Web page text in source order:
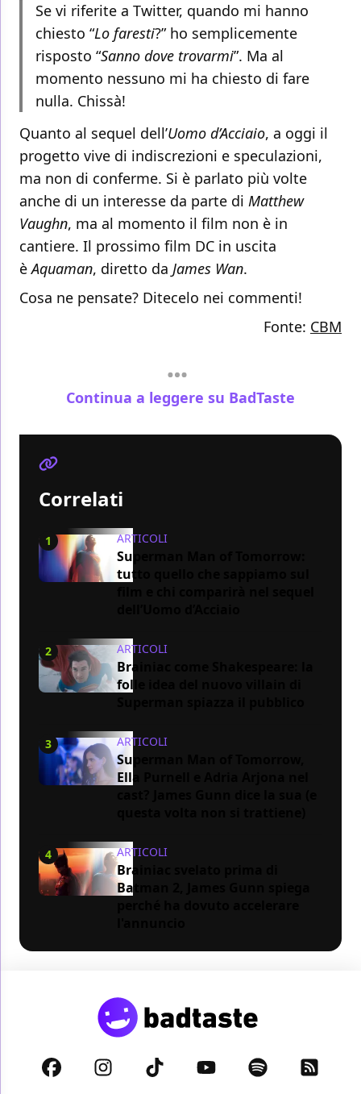
Se vi riferite a Twitter, quando mi hanno
chiesto “Lo faresti?” ho semplicemente
risposto “Sanno dove trovarmi”. Ma al
momento nessuno mi ha chiesto di fare
nulla. Chissà!
Quanto al sequel dell’Uomo d’Acciaio, a oggi il
progetto vive di indiscrezioni e speculazioni,
ma non di conferme. Si è parlato più volte
anche di un interesse da parte di Matthew
Vaughn, ma al momento il film non è in
cantiere. Il prossimo film DC in uscita
èAquaman, diretto da James Wan.
Cosa ne pensate? Ditecelo nei commenti!
Fonte: CBM
Continua a leggere su BadTaste
Correlati
1 ARTICOLI
Superman Man of Tomorrow:
tutto quello che sappiamo sul
2 ARTICOLI
Brainiac come Shakespeare: la
folle idea del nuovo villain di
3 ARTICOLI
Superman Man of Tomorrow,
Ella Purnell e Adria Arjona nel
4 ARTICOLI
Brainiac svelato prima di
Batman 2, James Gunn spiega